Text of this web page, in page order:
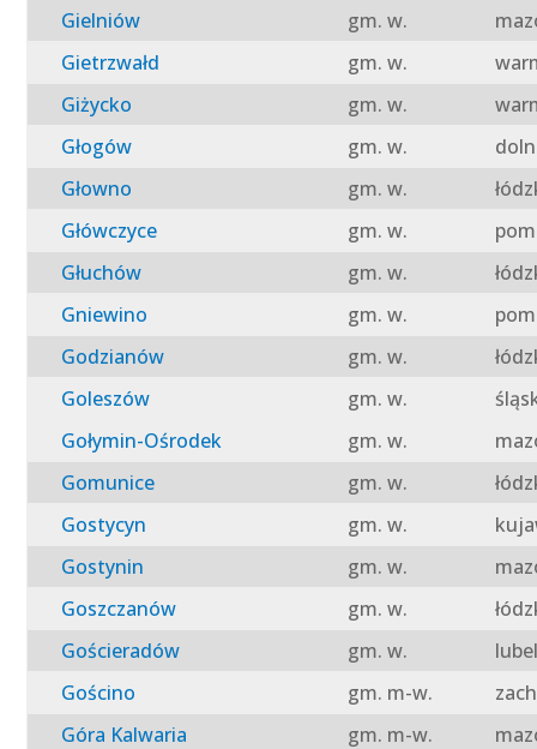
Gielniów
gm. w.
Gietrzwałd
gm. w.
Giżycko
gm. w.
Głogów
gm. w.
Głowno
gm. w.
Główczyce
gm. w.
Głuchów
gm. w.
Gniewino
gm. w.
Godzianów
gm. w.
Goleszów
gm. w.
Gołymin-Ośrodek
gm. w.
Gomunice
gm. w.
Gostycyn
gm. w.
Gostynin
gm. w.
Goszczanów
gm. w.
Gościeradów
gm. w.
Gościno
gm. m-w.
Góra Kalwaria
gm. m-w.